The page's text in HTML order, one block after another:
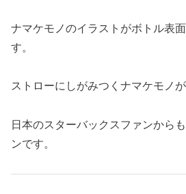
ナマケモノのイラストがボトル表
す。
ストローにしがみつくナマケモノ
日本のスターバックスファンから
ンです。